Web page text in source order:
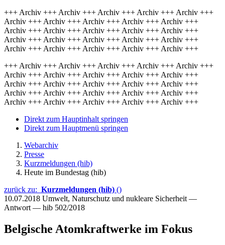
+++ Archiv +++ Archiv +++ Archiv +++ Archiv +++ Archiv +++
Archiv +++ Archiv +++ Archiv +++ Archiv +++ Archiv +++
Archiv +++ Archiv +++ Archiv +++ Archiv +++ Archiv +++
Archiv +++ Archiv +++ Archiv +++ Archiv +++ Archiv +++
Archiv +++ Archiv +++ Archiv +++ Archiv +++ Archiv +++
+++ Archiv +++ Archiv +++ Archiv +++ Archiv +++ Archiv +++
Archiv +++ Archiv +++ Archiv +++ Archiv +++ Archiv +++
Archiv +++ Archiv +++ Archiv +++ Archiv +++ Archiv +++
Archiv +++ Archiv +++ Archiv +++ Archiv +++ Archiv +++
Archiv +++ Archiv +++ Archiv +++ Archiv +++ Archiv +++
Direkt zum Hauptinhalt springen
Direkt zum Hauptmenü springen
Webarchiv
Presse
Kurzmeldungen (hib)
Heute im Bundestag (hib)
zurück zu: Kurzmeldungen (hib) ()
10.07.2018 Umwelt, Naturschutz und nukleare Sicherheit —
Antwort — hib 502/2018
Belgische Atomkraftwerke im Fokus